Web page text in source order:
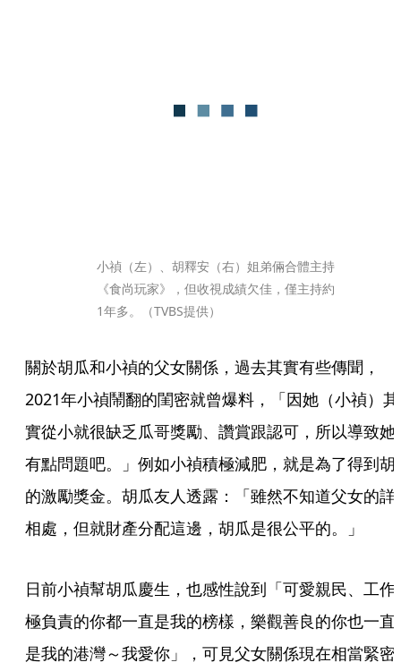
小禎（左）、胡釋安（右）姐弟倆合體主持
《食尚玩家》，但收視成績欠佳，僅主持約
1年多。（TVBS提供）
關於胡瓜和小禎的父女關係，過去其實有些傳聞，
2021年小禎鬧翻的閨密就曾爆料，「因她（小禎）其
實從小就很缺乏瓜哥獎勵、讚賞跟認可，所以導致她
有點問題吧。」例如小禎積極減肥，就是為了得到胡
的激勵獎金。胡瓜友人透露：「雖然不知道父女的詳
相處，但就財產分配這邊，胡瓜是很公平的。」
日前小禎幫胡瓜慶生，也感性說到「可愛親民、工作
極負責的你都一直是我的榜樣，樂觀善良的你也一直
是我的港灣～我愛你」，可見父女關係現在相當緊密